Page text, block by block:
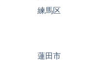
練馬区
蓮田市